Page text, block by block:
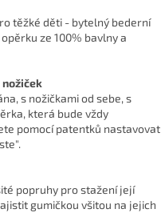
těžké děti - bytelný bederní
ze 100% bavlny a
s nožičkami od sebe, s
která bude vždy
pomocí patentků nastavovat
popruhy pro stažení její
gumičkou všitou na jejich